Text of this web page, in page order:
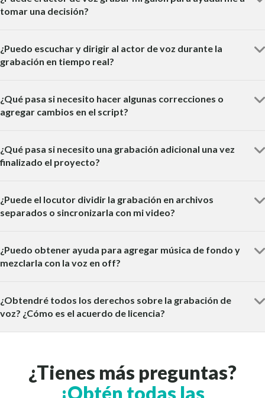
tomar una decisión?
¿Puedo escuchar y dirigir al actor de voz durante la
grabación en tiempo real?
¿Qué pasa si necesito hacer algunas correcciones o
agregar cambios en el script?
¿Qué pasa si necesito una grabación adicional una vez
finalizado el proyecto?
¿Puede el locutor dividir la grabación en archivos
separados o sincronizarla con mi video?
¿Puedo obtener ayuda para agregar música de fondo y
mezclarla con la voz en off?
¿Obtendré todos los derechos sobre la grabación de
voz? ¿Cómo es el acuerdo de licencia?
¿Tienes más preguntas?
¡Obtén todas las